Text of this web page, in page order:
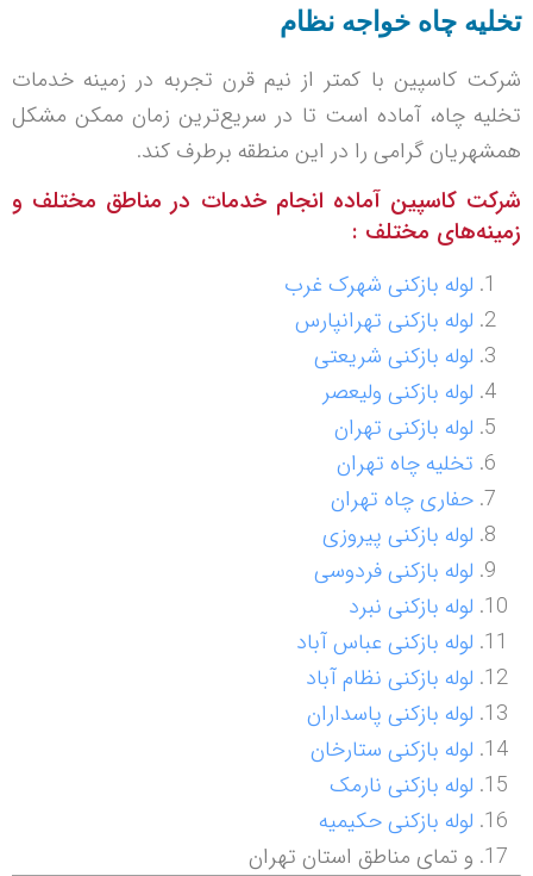
تخلیه چاه خواجه نظام
شرکت کاسپین با کمتر از نیم قرن تجربه در زمینه خدمات
تخلیه چاه، آماده است تا در سریع‌ترین زمان ممکن مشکل
همشهریان گرامی را در این منطقه برطرف کند.
شرکت کاسپین آماده انجام خدمات در مناطق مختلف و
زمینه‌های مختلف :
لوله بازکنی شهرک غرب
لوله بازکنی تهرانپارس
لوله بازکنی شریعتی
لوله بازکنی ولیعصر
لوله بازکنی تهران
تخلیه چاه تهران
حفاری چاه تهران
لوله بازکنی پیروزی
لوله بازکنی فردوسی
لوله بازکنی نبرد
لوله بازکنی عباس آباد
لوله بازکنی نظام آباد
لوله بازکنی پاسداران
لوله بازکنی ستارخان
لوله بازکنی نارمک
لوله بازکنی حکیمیه
و تمای مناطق استان تهران